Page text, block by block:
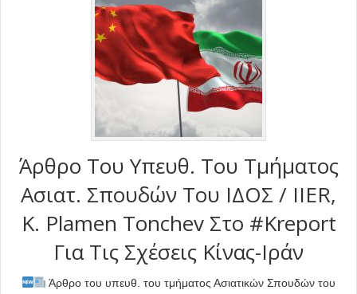
Άρθρο Του Υπευθ. Του Τμήματος
Ασιατ. Σπoυδών Του ΙΔΟΣ / IIER,
Κ. Plamen Tonchev Στο #Kreport
Για Τις Σχέσεις Κίνας-Ιράν
Άρθρο του υπευθ. του τμήματος Ασιατικών Σπουδών του